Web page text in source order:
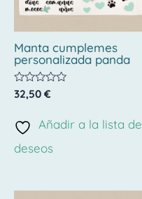
Manta cumplemes
personalizada panda
Valorado
con
de
5
32,50 €
Añadir a la lista de
deseos